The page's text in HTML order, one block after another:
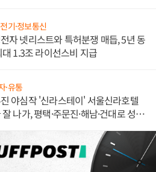
기·정보통신
자 넷리스트와 특허분쟁 매듭, 5년 동
대 1.3조 라이선스비 지급
·유통
야심작 '신라스테이' 서울신라호텔
나가, 평택·주문진·해남·건대로 성